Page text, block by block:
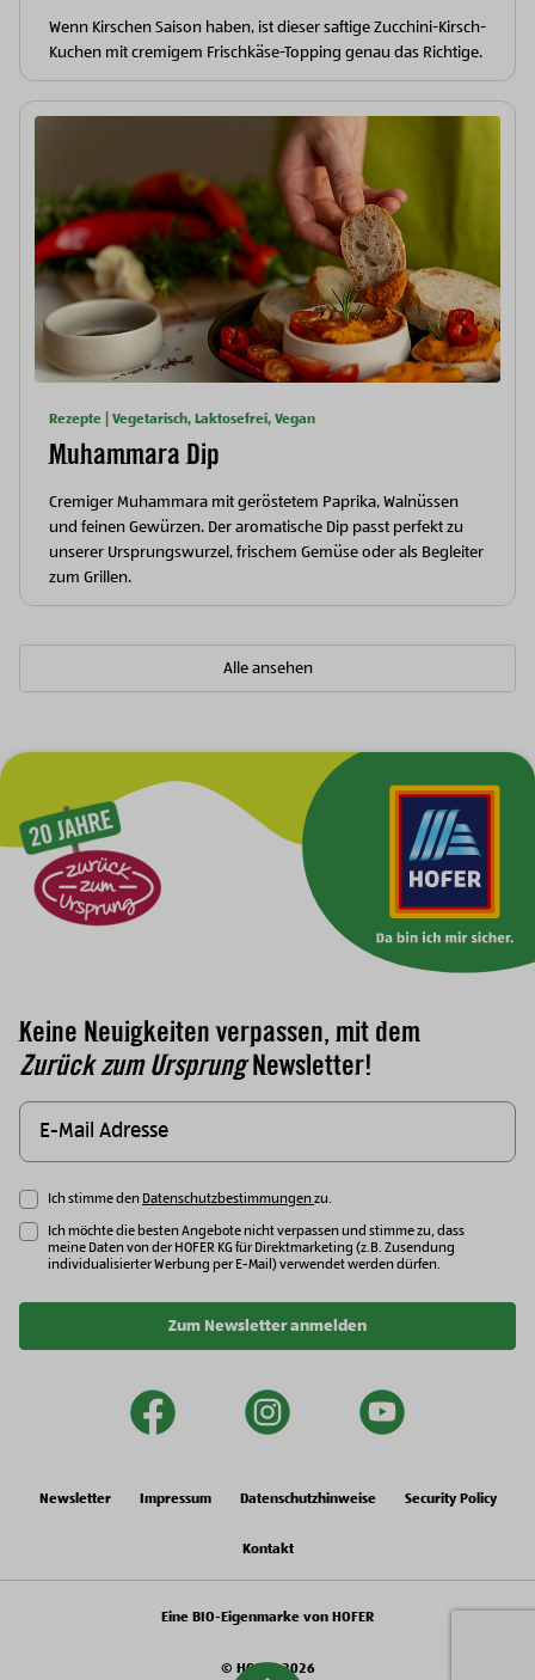
Wenn Kirschen Saison haben, ist dieser saftige Zucchini-Kirsch-
Kuchen mit cremigem Frischkäse-Topping genau das Richtige.
Rezepte | Vegetarisch, Laktosefrei, Vegan
Muhammara Dip
Cremiger Muhammara mit geröstetem Paprika, Walnüssen
und feinen Gewürzen. Der aromatische Dip passt perfekt zu
unserer Ursprungswurzel, frischem Gemüse oder als Begleiter
zum Grillen.
Alle ansehen
Zur Hauptnavigation
Keine Neuigkeiten verpassen, mit dem
Zurück zum UrsprungNewsletter!
Ich stimme den Datenschutzbestimmungenzu.
Ich möchte die besten Angebote nicht verpassen und stimme zu, dass
meine Daten von der HOFER KG für Direktmarketing (z.B. Zusendung
individualisierter Werbung per E-Mail) verwendet werden dürfen.
Zum Newsletter anmelden
facebookinstagram
Newsletter Impressum Datenschutzhinweise Security Policy
Kontakt
Eine BIO-Eigenmarke von HOFER
© HOFER 2026